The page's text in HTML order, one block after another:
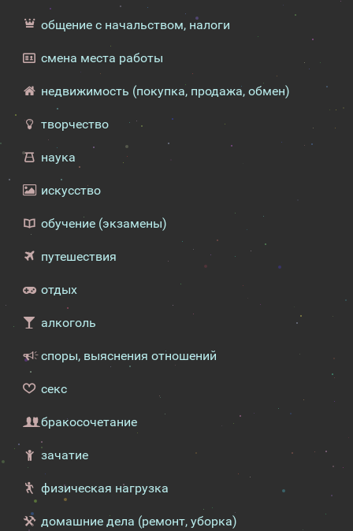
общение с начальством, налоги
смена места работы
недвижимость (покупка, продажа, обмен)
творчество
наука
искусство
обучение (экзамены)
путешествия
отдых
алкоголь
споры, выяснения отношений
секс
бракосочетание
зачатие
физическая нагрузка
домашние дела (ремонт, уборка)